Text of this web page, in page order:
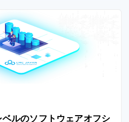
ルのソフトウェアオフシ